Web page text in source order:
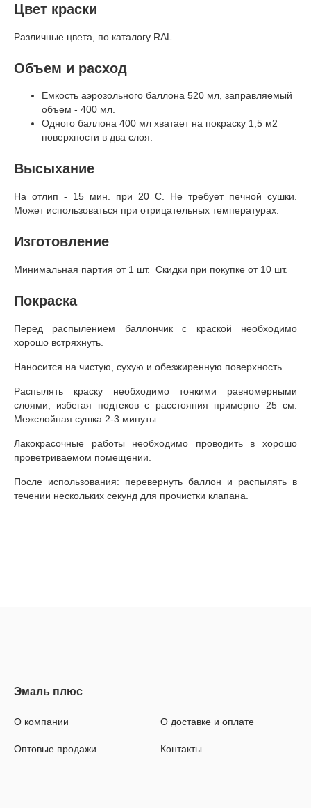
Цвет краски
Различные цвета, по каталогу RAL .
Объем и расход
Емкость аэрозольного баллона 520 мл, заправляемый
объем - 400 мл.
Одного баллона 400 мл хватает на покраску 1,5 м2
поверхности в два слоя.
Высыхание
На отлип - 15 мин. при 20 С. Не требует печной сушки.
Может использоваться при отрицательных температурах.
Изготовление
Минимальная партия от 1 шт. Скидки при покупке от 10 шт.
Покраска
Перед распылением баллончик с краской необходимо
хорошо встряхнуть.
Наносится на чистую, сухую и обезжиренную поверхность.
Распылять краску необходимо тонкими равномерными
слоями, избегая подтеков с расстояния примерно 25 см.
Межслойная сушка 2-3 минуты.
Лакокрасочные работы необходимо проводить в хорошо
проветриваемом помещении.
После использования: перевернуть баллон и распылять в
течении нескольких секунд для прочистки клапана.
О компании
Оптовые продажи
О доставке и оплате
Контакты